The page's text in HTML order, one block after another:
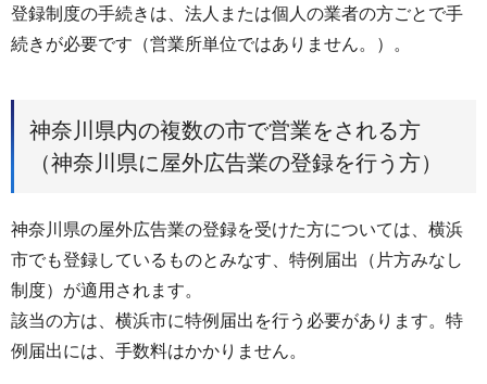
登録制度の手続きは、法人または個人の業者の方ごとで手
続きが必要です（営業所単位ではありません。）。
神奈川県内の複数の市で営業をされる方
（神奈川県に屋外広告業の登録を行う方）
神奈川県の屋外広告業の登録を受けた方については、横浜
市でも登録しているものとみなす、特例届出（片方みなし
制度）が適用されます。
該当の方は、横浜市に特例届出を行う必要があります。特
例届出には、手数料はかかりません。